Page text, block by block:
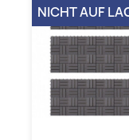
NICHT AUF